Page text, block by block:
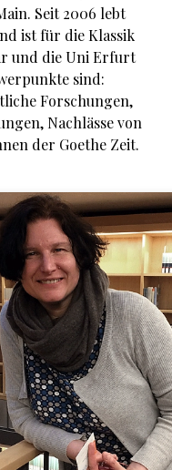
Seit 2006 lebt
ist für die Klassik
und die Uni Erfurt
sind:
Forschungen,
Nachlässe von
der Goethe Zeit.